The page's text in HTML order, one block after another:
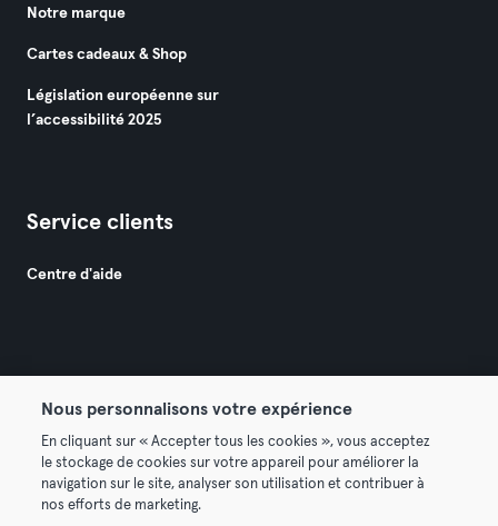
Notre marque
Cartes cadeaux & Shop
Législation européenne sur
l’accessibilité 2025
Service clients
Centre d'aide
Conditions générales Politique de confidentialité
Mentions légales Résilier les contrats ici
Nous personnalisons votre expérience
En cliquant sur « Accepter tous les cookies », vous acceptez
le stockage de cookies sur votre appareil pour améliorer la
navigation sur le site, analyser son utilisation et contribuer à
nos efforts de marketing.